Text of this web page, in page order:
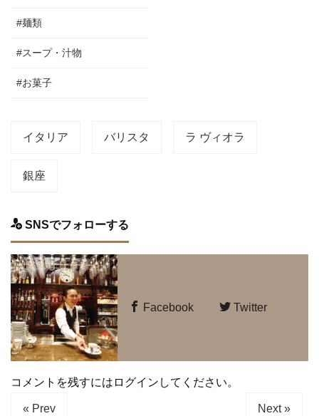
#麺類
#スープ・汁物
#お菓子
イタリア バリスタ ラ ヴィオラ
銀座
SNSでフォローする
Facebook Twitter
コメントを残すにはログインしてください。
« Prev Next »